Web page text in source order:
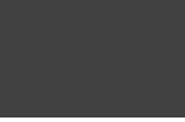
FÜR
METALL-/